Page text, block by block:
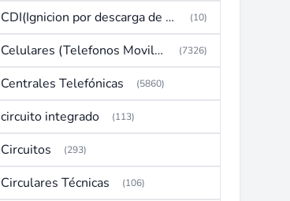
CDI(Ignicion por descarga de capacitor) (10)
Celulares (Telefonos Moviles) (7326)
Centrales Telefónicas (5860)
circuito integrado (113)
Circuitos (293)
Circulares Técnicas (106)